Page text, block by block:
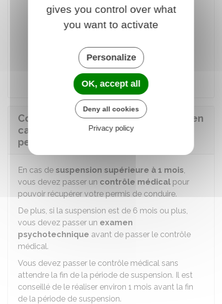
Conduiteaprès l'usage de stupéfiants
Refus de se soumettre aux vérifications
Refus de se soumettre aux vérifications
concernant l'usage de stupéfiants.
Comment faire le contrôle médical en
cas de suspension administrative du
permis ?
En cas de suspension supérieure à 1 mois,
vous devez passer un contrôle médical pour
pouvoir récupérer votre permis de conduire.
De plus, si la suspension est de 6 mois ou plus,
vous devez passer un examen
psychotechnique avant de passer le contrôle
médical.
Vous devez passer le contrôle médical sans
attendre la fin de la période de suspension. Il est
conseillé de le réaliser environ 1 mois avant la fin
de la période de suspension.
gives you control over what
you want to activate
Personalize
OK, accept all
Deny all cookies
Privacy policy